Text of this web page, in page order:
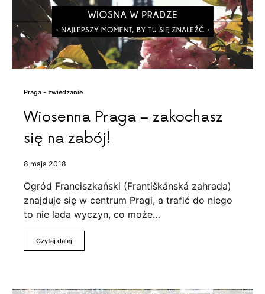
Praga - zwiedzanie
Wiosenna Praga – zakochasz
się na zabój!
8 maja 2018
Ogród Franciszkański (Františkánská zahrada)
znajduje się w centrum Pragi, a trafić do niego
to nie lada wyczyn, co może…
Czytaj dalej